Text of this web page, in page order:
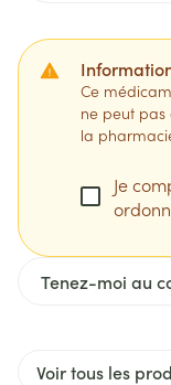
Ce
ne peut
la
Je
Tenez-moi au
Voir tous les